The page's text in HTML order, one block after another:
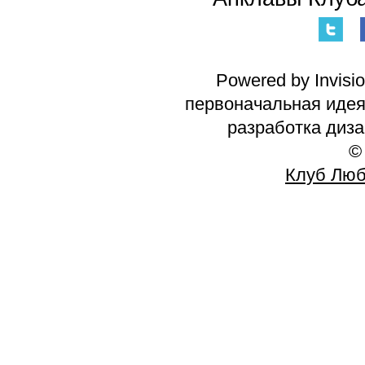
Powered by
первоначальная
разработка
©
Клуб